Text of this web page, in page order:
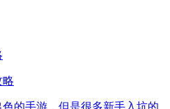
的手游，但是很多新手入坑的